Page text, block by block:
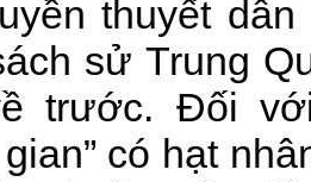
thuyết
sử Trung
trước. Đối với
có hạt